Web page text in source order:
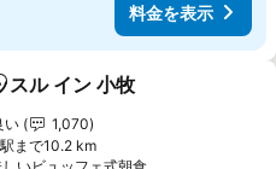
料金を表示
気に入りに追加
スル イン 小牧
ランク
い
1,070
まで10.2 km